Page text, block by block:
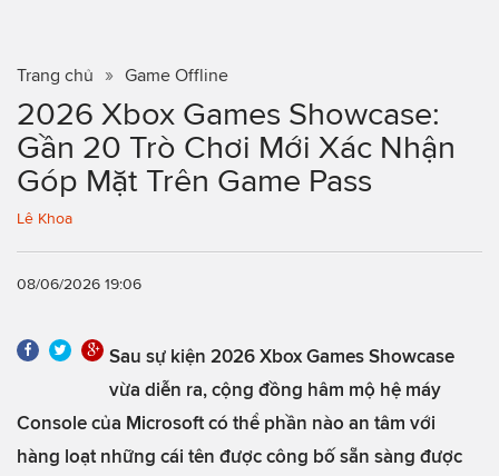
Trang chủ Game Offline
2026 Xbox Games Showcase:
Gần 20 Trò Chơi Mới Xác Nhận
Góp Mặt Trên Game Pass
Lê Khoa
08/06/2026 19:06
Sau sự kiện 2026 Xbox Games Showcase
vừa diễn ra, cộng đồng hâm mộ hệ máy
Console của Microsoft có thể phần nào an tâm với
hàng loạt những cái tên được công bố sẵn sàng được